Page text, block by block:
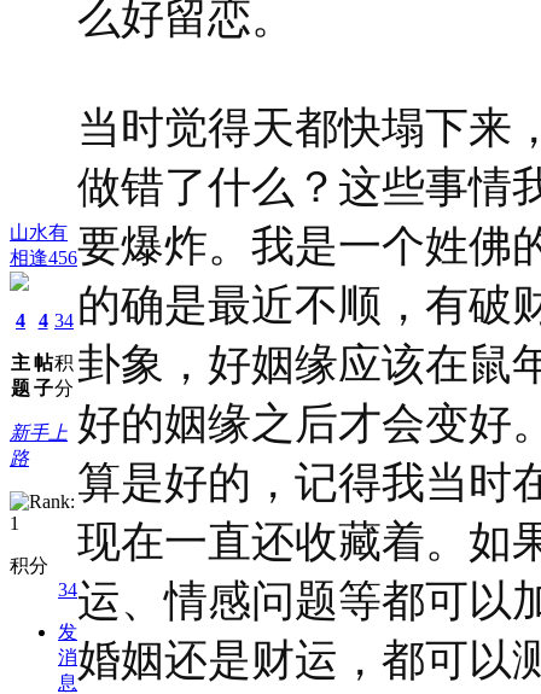
山水有
相逢456
4
主
题
4
帖
子
34
积
分
新手上
路
积分
34
发
消
息
么好留恋。
当时觉得天都快塌下来
做错了什么？这些事情
要爆炸。我是一个姓佛
的确是最近不顺，有破
卦象，好姻缘应该在鼠
好的姻缘之后才会变好
算是好的，记得我当时
现在一直还收藏着。如
运、情感问题等都可以
婚姻还是财运，都可以